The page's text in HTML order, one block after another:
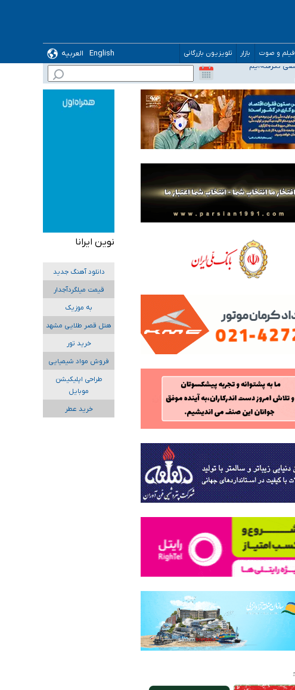
فیلم و صوت بازار تلویزیون بازرگانی English
العربیه
نوین ایرانا
دانلود آهنگ جدید
قیمت میلگردآجدار
به موزیک
هتل قصر طلایی مشهد
خرید تور
فروش مواد شیمیایی
طراحی اپلیکیشن
موبایل
خرید عطر